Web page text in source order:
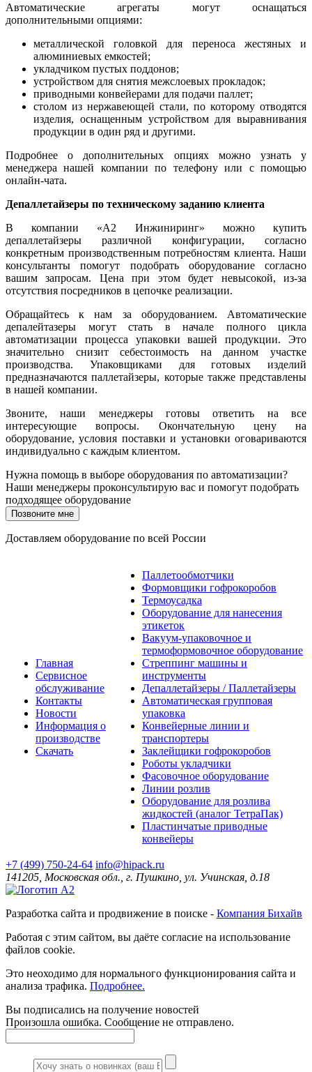
Автоматические агрегаты могут оснащаться
дополнительными опциями:
металлической головкой для переноса жестяных и
алюминиевых емкостей;
укладчиком пустых поддонов;
устройством для снятия межслоевых прокладок;
приводными конвейерами для подачи паллет;
столом из нержавеющей стали, по которому отводятся
изделия, оснащенным устройством для выравнивания
продукции в один ряд и другими.
Подробнее о дополнительных опциях можно узнать у
менеджера нашей компании по телефону или с помощью
онлайн-чата.
Депаллетайзеры по техническому заданию клиента
В компании «А2 Инжиниринг» можно купить
депаллетайзеры различной конфигурации, согласно
конкретным производственным потребностям клиента. Наши
консультанты помогут подобрать оборудование согласно
вашим запросам. Цена при этом будет невысокой, из-за
отсутствия посредников в цепочке реализации.
Обращайтесь к нам за оборудованием. Автоматические
депалейтазеры могут стать в начале полного цикла
автоматизации процесса упаковки вашей продукции. Это
значительно снизит себестоимость на данном участке
производства. Упаковщиками для готовых изделий
предназначаются паллетайзеры, которые также представлены
в нашей компании.
Звоните, наши менеджеры готовы ответить на все
интересующие вопросы. Окончательную цену на
оборудование, условия поставки и установки оговариваются
индивидуально с каждым клиентом.
Нужна помощь в выборе оборудования по автоматизации?
Наши менеджеры проконсультирую вас и помогут подобрать
подходящее оборудование
Позвоните мне
Доставляем оборудование по всей России
Главная
Сервисное
обслуживание
Контакты
Новости
Информация о
производстве
Скачать
Паллетообмотчики
Формовщики гофрокоробов
Термоусадка
Оборудование для нанесения
этикеток
Вакуум-упаковочное и
термоформовочное оборудование
Стреппинг машины и
инструменты
Депаллетайзеры / Паллетайзеры
Автоматическая групповая
упаковка
Конвейерные линии и
транспортеры
Заклейщики гофрокоробов
Роботы укладчики
Фасовочное оборудование
Линии розлив
Оборудование для розлива
жидкостей (аналог ТетраПак)
Пластинчатые приводные
конвейеры
+7 (499) 750-24-64 info@hipack.ru
141205, Московская обл., г. Пушкино, ул. Учинская, д.18
Разработка сайта и продвижение в поиске - Компания Бихайв
Работая с этим сайтом, вы даёте согласие на использование
файлов cookie.
Это неоходимо для нормального функционирования сайта и
анализа трафика. Подробнее.
Вы подписались на получение новостей
Произошла ошибка. Сообщение не отправлено.